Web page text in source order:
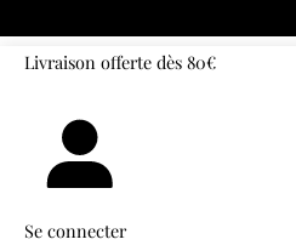
Skip
content
Livraison offerte dès 80€
Se connecter